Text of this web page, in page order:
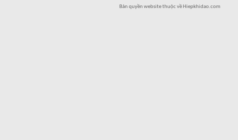
Bản quyền website thuộc về Hiepkhidao.com